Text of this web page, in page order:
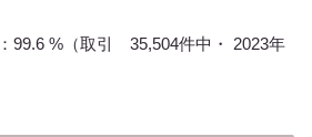
99.6 %（取引 35,504件中・ 2023年